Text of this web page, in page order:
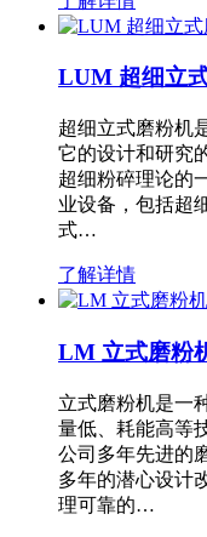
LUM 超细立
超细立式磨粉机
它的设计和研究
超细粉碎理论的
业设备，包括超
式…
了解详情
LM 立式磨粉
立式磨粉机是一
量低、耗能高等
公司多年先进的
多年的潜心设计
理可靠的…